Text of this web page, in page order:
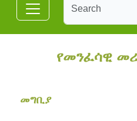
የመንፈሳዊ
መግቢያ